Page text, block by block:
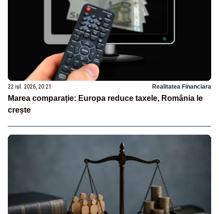
22 iul. 2026, 20:21 Realitatea Financiara
Marea comparație: Europa reduce taxele, România le
crește